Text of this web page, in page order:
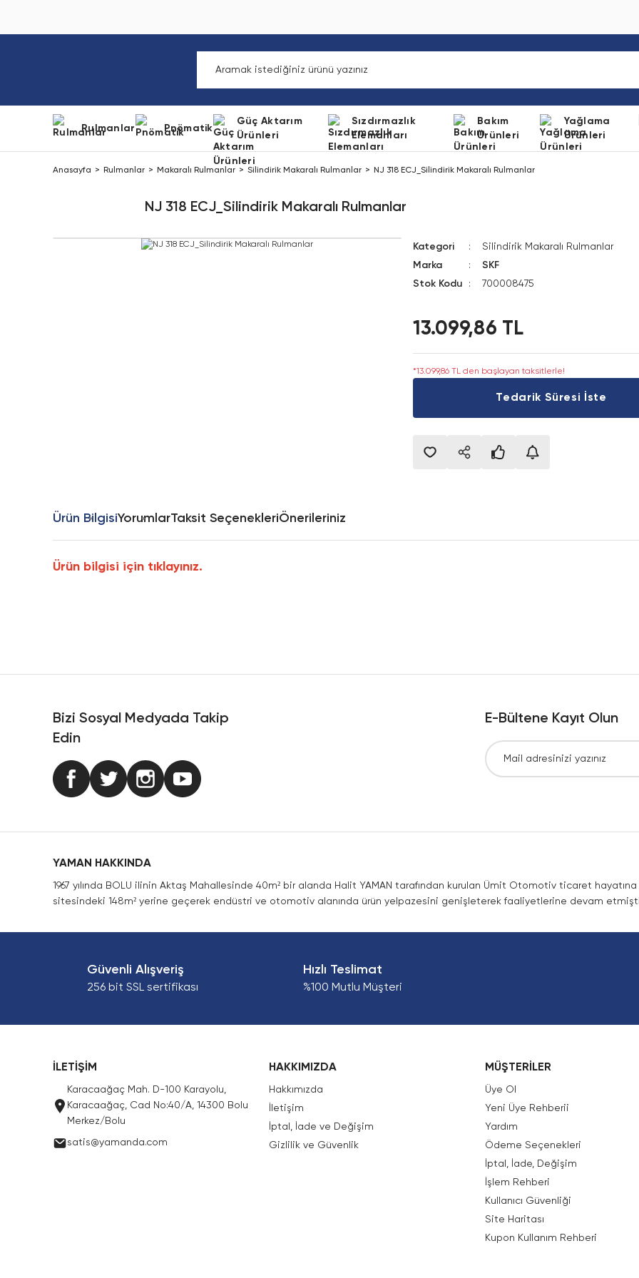
Rulmanlar Pnömatik
Güç Aktarım
Ürünleri
Sızdırmazlık
Elemanları
Bakım
Ürünleri
Yağlama
Ürünleri
Anasayfa Rulmanlar Makaralı Rulmanlar Silindirik Makaralı Rulmanlar NJ 318 ECJ_Silindirik Makaralı Rulmanlar
NJ 318 ECJ_Silindirik Makaralı Rulmanlar
Kategori
Silindirik Makaralı Rulmanlar
Marka
SKF
Stok Kodu
700008475
13.099,86 TL
*13.099,86 TL den başlayan taksitlerle!
Tedarik Süresi İste
Ürün BilgisiYorumlarTaksit SeçenekleriÖnerileriniz
Ürün bilgisi için tıklayınız.
Bizi Sosyal Medyada Takip
Edin
E-Bültene Kayıt Olun
YAMAN HAKKINDA
1967 yılında BOLU ilinin Aktaş Mahallesinde 40m² bir alanda Halit YAMAN tarafından kurulan Ümit Otomotiv ticaret
sitesindeki 148m² yerine geçerek endüstri ve otomotiv alanında ürün yelpazesini genişleterek faaliyetlerine devam
Güvenli Alışveriş
256 bit SSL sertifikası
Hızlı Teslimat
%100 Mutlu Müşteri
İLETİŞİM
Karacaağaç Mah. D-100 Karayolu,
Karacaağaç, Cad No:40/A, 14300 Bolu
Merkez/Bolu
satis@yamanda.com
HAKKIMIZDA
Hakkımızda
İletişim
İptal, İade ve Değişim
Gizlilik ve Güvenlik
MÜŞTERİLER
Üye Ol
Yeni Üye Rehberii
Yardım
Ödeme Seçenekleri
İptal, İade, Değişim
İşlem Rehberi
Kullanıcı Güvenliği
Site Haritası
Kupon Kullanım Rehberi